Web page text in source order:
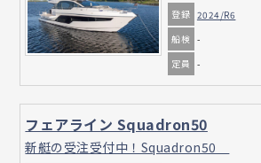
登録 2024/R6
船検 -
定員 -
フェアライン Squadron50
新艇の受注受付中！Squadron50